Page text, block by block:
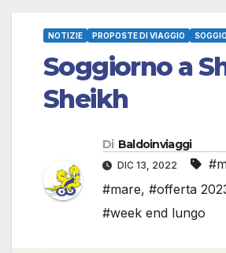
NOTIZIE PROPOSTE DI VIAGGIO
Soggiorno a
Sheikh
Di Baldoinviaggi
DIC 13, 2022
#mare, #offerta
#week end lungo